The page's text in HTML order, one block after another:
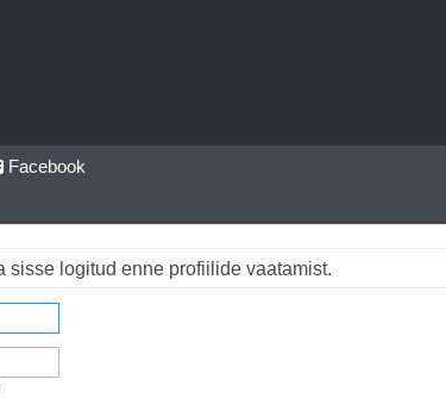
Facebook
sisse logitud enne profiilide vaatamist.